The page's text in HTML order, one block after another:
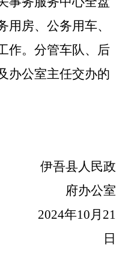
用房、公务用车、
作。分管车队、后
办公室主任交办的
伊吾县人民政
府办公室
2024年10月21
日